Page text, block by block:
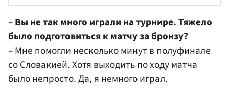
– Вы не так много играли на турнире. Тяжело
было подготовиться к матчу за бронзу?
– Мне помогли несколько минут в полуфинале
со Словакией. Хотя выходить по ходу матча
было непросто. Да, я немного играл.